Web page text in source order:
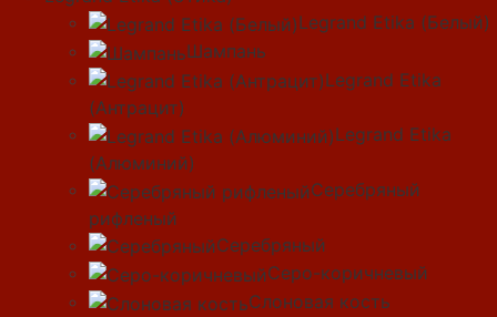
Legrand Etika (Белый)
Шампань
Legrand Etika
(Антрацит)
Legrand Etika
(Алюминий)
Серебряный
рифленый
Серебряный
Серо-коричневый
Слоновая кость